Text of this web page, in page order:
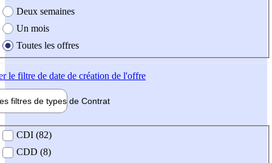
Deux semaines
Un mois
Toutes les offres
le filtre de date de création de l'offre
filtres de types de Contrat
contrat
CDI (82)
CDD (8)